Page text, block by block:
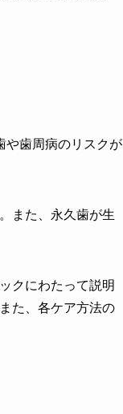
や歯周病のリスクが
また、永久歯が生
クにわたって説明
た、各ケア方法の